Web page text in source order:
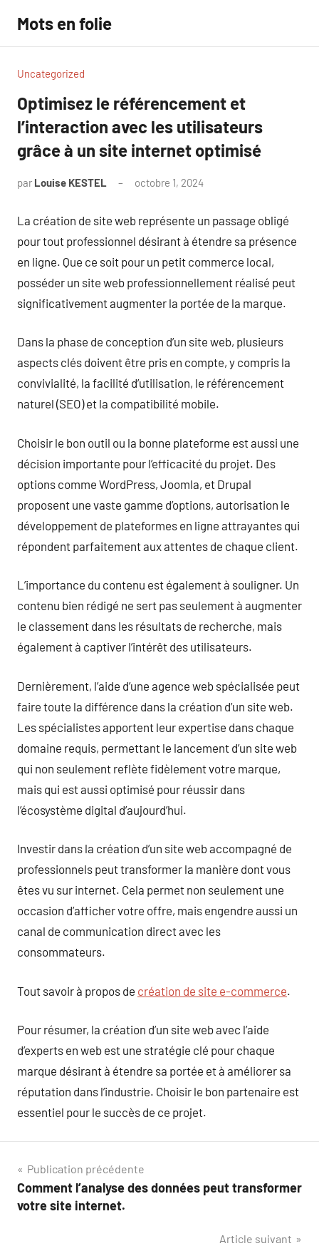
contenu
Mots en folie
Uncategorized
Optimisez le référencement et
l’interaction avec les utilisateurs
grâce à un site internet optimisé
par Louise KESTEL octobre 1, 2024
La création de site web représente un passage obligé
pour tout professionnel désirant à étendre sa présence
en ligne. Que ce soit pour un petit commerce local,
posséder un site web professionnellement réalisé peut
significativement augmenter la portée de la marque.
Dans la phase de conception d’un site web, plusieurs
aspects clés doivent être pris en compte, y compris la
convivialité, la facilité d’utilisation, le référencement
naturel (SEO) et la compatibilité mobile.
Choisir le bon outil ou la bonne plateforme est aussi une
décision importante pour l’efficacité du projet. Des
options comme WordPress, Joomla, et Drupal
proposent une vaste gamme d’options, autorisation le
développement de plateformes en ligne attrayantes qui
répondent parfaitement aux attentes de chaque client.
L’importance du contenu est également à souligner. Un
contenu bien rédigé ne sert pas seulement à augmenter
le classement dans les résultats de recherche, mais
également à captiver l’intérêt des utilisateurs.
Dernièrement, l’aide d’une agence web spécialisée peut
faire toute la différence dans la création d’un site web.
Les spécialistes apportent leur expertise dans chaque
domaine requis, permettant le lancement d’un site web
qui non seulement reflète fidèlement votre marque,
mais qui est aussi optimisé pour réussir dans
l’écosystème digital d’aujourd’hui.
Investir dans la création d’un site web accompagné de
professionnels peut transformer la manière dont vous
êtes vu sur internet. Cela permet non seulement une
occasion d’afficher votre offre, mais engendre aussi un
canal de communication direct avec les
consommateurs.
Tout savoir à propos de création de site e-commerce.
Pour résumer, la création d’un site web avec l’aide
d’experts en web est une stratégie clé pour chaque
marque désirant à étendre sa portée et à améliorer sa
réputation dans l’industrie. Choisir le bon partenaire est
essentiel pour le succès de ce projet.
Navigation
de
Publication précédente
Comment l’analyse des données peut transformer
votre site internet.
Article suivant